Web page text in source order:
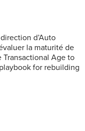
d’Auto
la maturité de
Transactional Age to
for rebuilding